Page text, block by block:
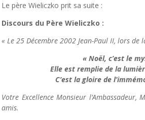
Le père Wieliczko prit sa suite :
Discours du Père Wieliczko :
« Le 25 Décembre 2002 Jean-Paul II, lors
« Noël, c’est le
Elle est remplie de la
C’est la gloire de
Votre Excellence Monsieur
amis.